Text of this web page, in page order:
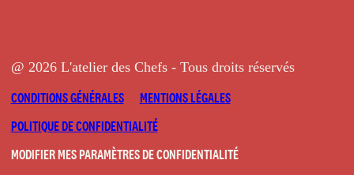
@ 2026 L'atelier des Chefs - Tous droits réservés
CONDITIONS GÉNÉRALES
MENTIONS LÉGALES
POLITIQUE DE CONFIDENTIALITÉ
MODIFIER MES PARAMÈTRES DE CONFIDENTIALITÉ